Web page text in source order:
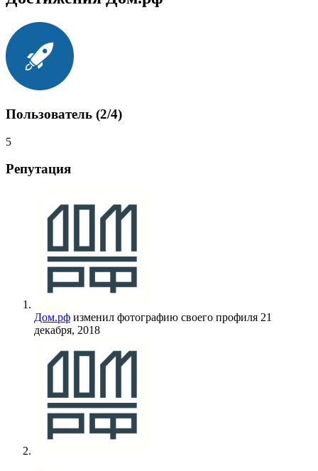
Пользователь (2/4)
5
Репутация
Дом.рф изменил фотографию своего профиля 21
декабря, 2018